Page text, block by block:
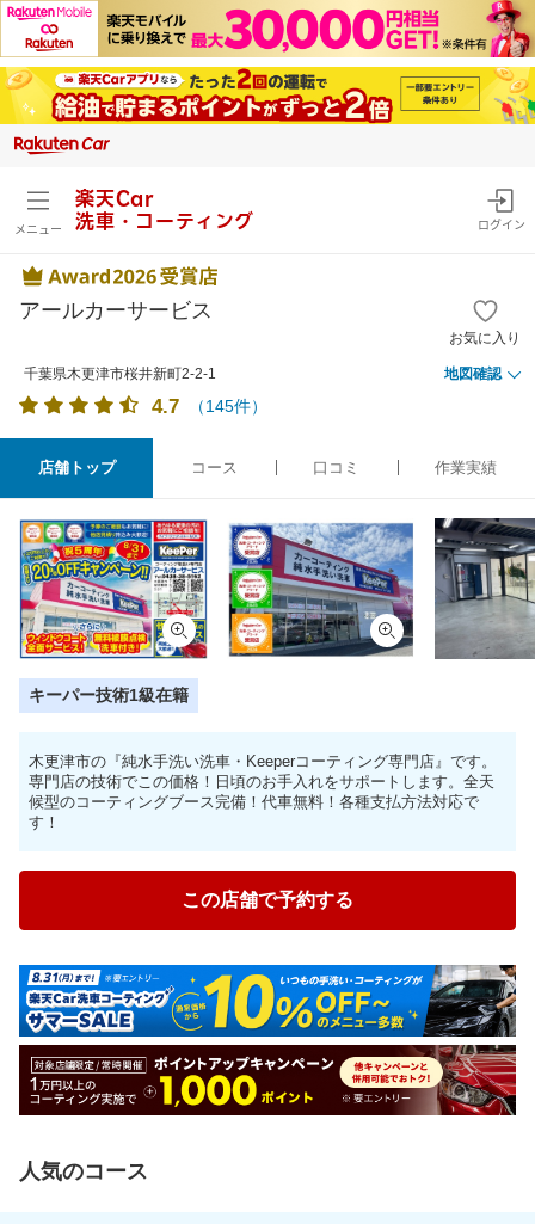
メニュー
楽天Car
洗車・コーティング
ログイン
アールカーサービス
お気に入り
千葉県木更津市桜井新町2-2-1 地図確認
4.7 （145件）
店舗トップ コース 口コミ 作業実績
キーパー技術1級在籍
木更津市の『純水手洗い洗車・Keeperコーティング専門店』です。
専門店の技術でこの価格！日頃のお手入れをサポートします。全天
候型のコーティングブース完備！代車無料！各種支払方法対応で
す！
この店舗で予約する
人気のコース